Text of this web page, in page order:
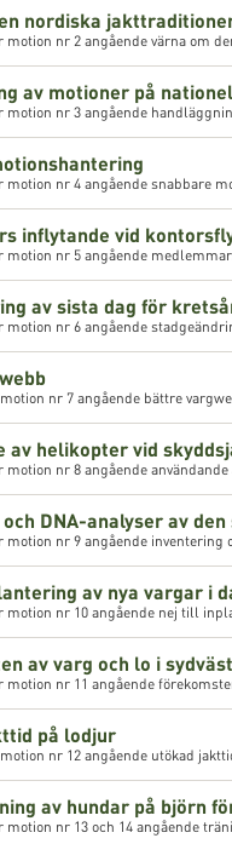
nordiska
nr 2 angående värna om
av motioner på
nr 3 angående
motion nr 4 angående snabbare
inflytande vid
motion nr 5 angående
av sista dag för
nr 6 angående
nr 7 angående bättre
av helikopter vid
nr 8 angående
DNA-analyser av
nr 9 angående inventering
av nya vargar i
nr 10 angående nej till
av varg och lo i
nr 11 angående
på lodjur
nr 12 angående utökad
av hundar på björn
nr 13 och 14 angående